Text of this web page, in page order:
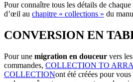
Pour connaître tous les détails de
d’œil au chapitre « collections » du
CONVERSION EN
Pour une migration en douceur vers
commandes, COLLECTION TO
COLLECTIONont été créées pour